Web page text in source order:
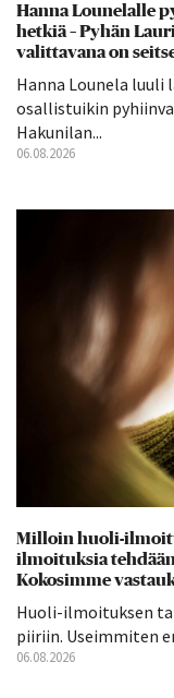
Hanna Lounelalle
hetkiä – Pyhän
valittavana on
Hanna Lounela luuli
osallistuikin
Hakunilan...
06.08.2026
Milloin huoli-
ilmoituksia
Kokosimme
Huoli-ilmoituksen
piiriin. Useimmiten
06.08.2026